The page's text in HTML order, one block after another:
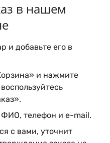
в нашем
и добавьте его в
и нажмите
телефон и e-mail.
с вами, уточнит